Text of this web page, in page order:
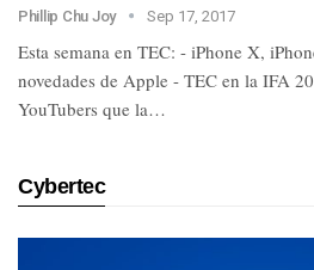
Phillip Chu Joy Sep 17, 2017
Esta semana en TEC: - iPhone X,
novedades de Apple - TEC en la IFA
YouTubers que la…
Cybertec